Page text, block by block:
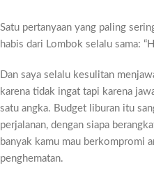
Satu pertanyaan yang paling
habis dari Lombok selalu sama:
Dan saya selalu kesulitan
karena tidak ingat tapi karena
satu angka. Budget liburan itu
perjalanan, dengan siapa
banyak kamu mau berkompromi
penghematan.